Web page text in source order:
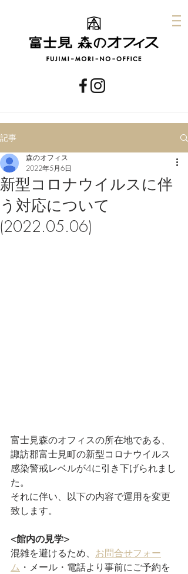
記事
新型コロナウイルスに伴
う対応について
(2022.05.06)
森のオフィス
2022年5月6日
富士見森のオフィスの所在地である、
諏訪郡富士見町の新型コロナウイルス
感染警戒レベルが4に引き下げられまし
た。
それに伴い、以下の内容で運用を変更
致します。
<館内の見学>
混雑を避けるため、 お問合せフォー
ム ・メール・電話より事前にご予約を